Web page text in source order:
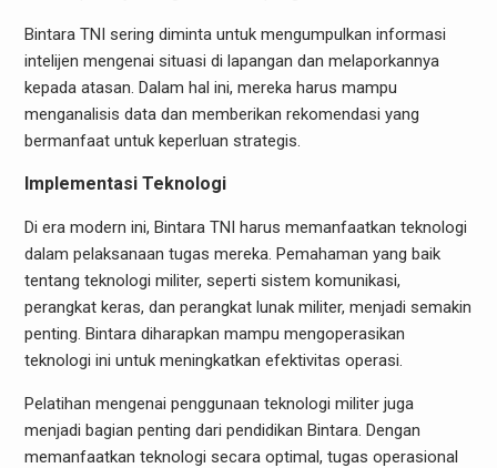
Bintara TNI sering diminta untuk mengumpulkan informasi
intelijen mengenai situasi di lapangan dan melaporkannya
kepada atasan. Dalam hal ini, mereka harus mampu
menganalisis data dan memberikan rekomendasi yang
bermanfaat untuk keperluan strategis.
Implementasi Teknologi
Di era modern ini, Bintara TNI harus memanfaatkan teknologi
dalam pelaksanaan tugas mereka. Pemahaman yang baik
tentang teknologi militer, seperti sistem komunikasi,
perangkat keras, dan perangkat lunak militer, menjadi semakin
penting. Bintara diharapkan mampu mengoperasikan
teknologi ini untuk meningkatkan efektivitas operasi.
Pelatihan mengenai penggunaan teknologi militer juga
menjadi bagian penting dari pendidikan Bintara. Dengan
memanfaatkan teknologi secara optimal, tugas operasional